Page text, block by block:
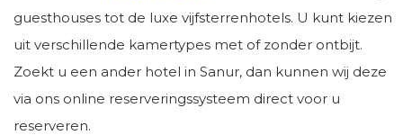
guesthouses tot de luxe vijfsterrenhotels. U kunt kiezen
uit verschillende kamertypes met of zonder ontbijt.
Zoekt u een ander hotel in Sanur, dan kunnen wij deze
via ons online reserveringssysteem direct voor u
reserveren.